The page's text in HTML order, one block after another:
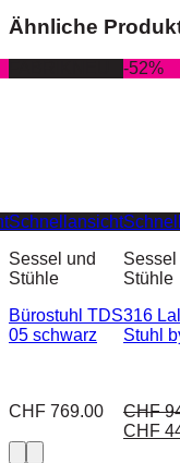
Ähnliche
Schnellansicht
Sessel und
Stühle
Bürostuhl TDS
05 schwarz
CHF769.00
-52%
Sessel
Stühle
316
Stuhl
CHF
CHF